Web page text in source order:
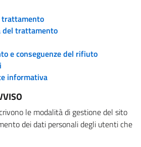
trattamento
del trattamento
e conseguenze del rifiuto
informativa
le modalità di gestione del sito
dei dati personali degli utenti che